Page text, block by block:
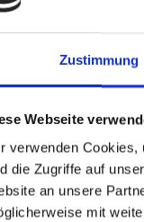
Zustimmung
Webseite
verwenden Cookies,
die Zugriffe auf
an unsere
mit
mit unserer
allgemeine
der
einen